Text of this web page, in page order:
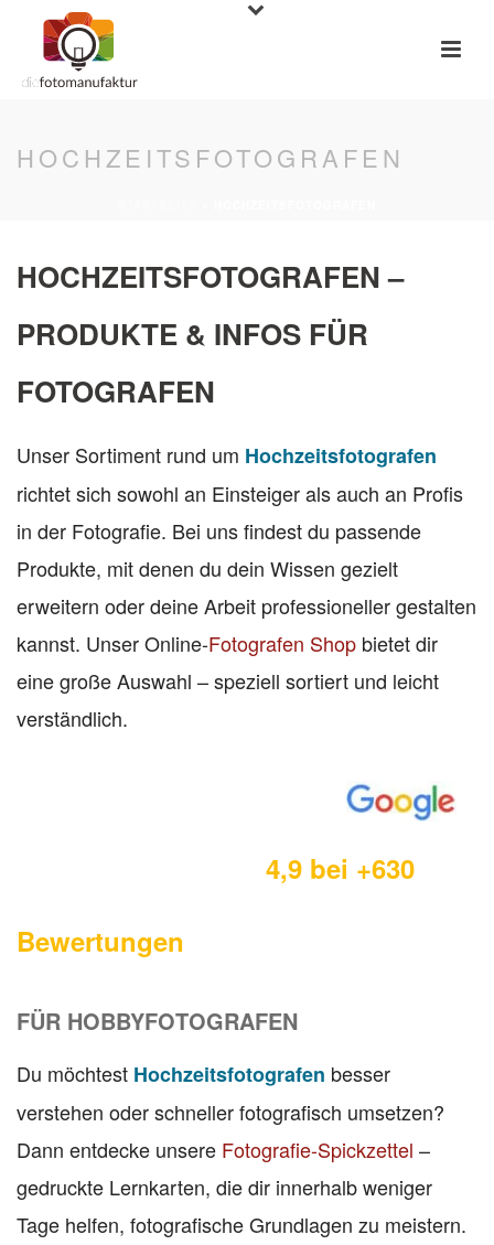
HOCHZEITSFOTOGRAFEN
HOCHZEITSFOTOGRAFEN –
PRODUKTE & INFOS FÜR
FOTOGRAFEN
Unser Sortiment rund um Hochzeitsfotografen
richtet sich sowohl an Einsteiger als auch an Profis
in der Fotografie. Bei uns findest du passende
Produkte, mit denen du dein Wissen gezielt
erweitern oder deine Arbeit professioneller gestalten
kannst. Unser Online-Fotografen Shop bietet dir
eine große Auswahl – speziell sortiert und leicht
verständlich.
4,9 bei +630
Bewertungen
FÜR HOBBYFOTOGRAFEN
Du möchtest Hochzeitsfotografen besser
verstehen oder schneller fotografisch umsetzen?
Dann entdecke unsere Fotografie-Spickzettel –
gedruckte Lernkarten, die dir innerhalb weniger
Tage helfen, fotografische Grundlagen zu meistern.